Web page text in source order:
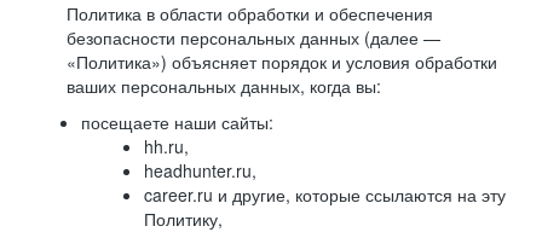
Политика в области обработки и обеспечения
безопасности персональных данных (далее —
«Политика») объясняет порядок и условия обработки
ваших персональных данных, когда вы:
посещаете наши сайты:
hh.ru,
headhunter.ru,
career.ru и другие, которые ссылаются на эту
Политику,